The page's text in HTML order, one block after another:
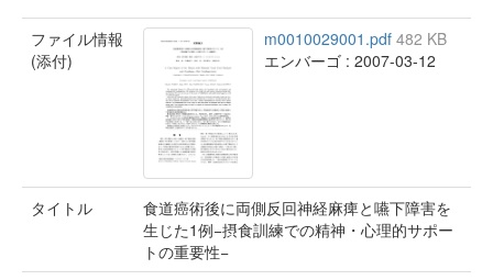
ファイル情報
(添付)
m0010029001.pdf 482 KB
エンバーゴ : 2007-03-12
タイトル
食道癌術後に両側反回神経麻痺と嚥下障害を
生じた1例−摂食訓練での精神・心理的サポー
トの重要性−